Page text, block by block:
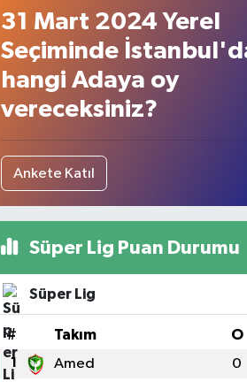
31 Mart 2024 Yerel
Seçiminde
hangi Adaya oy
vereceksiniz?
Ankete Katıl
Süper Lig Puan Durumu
Süper Lig
# Takım O
1 Amed 0